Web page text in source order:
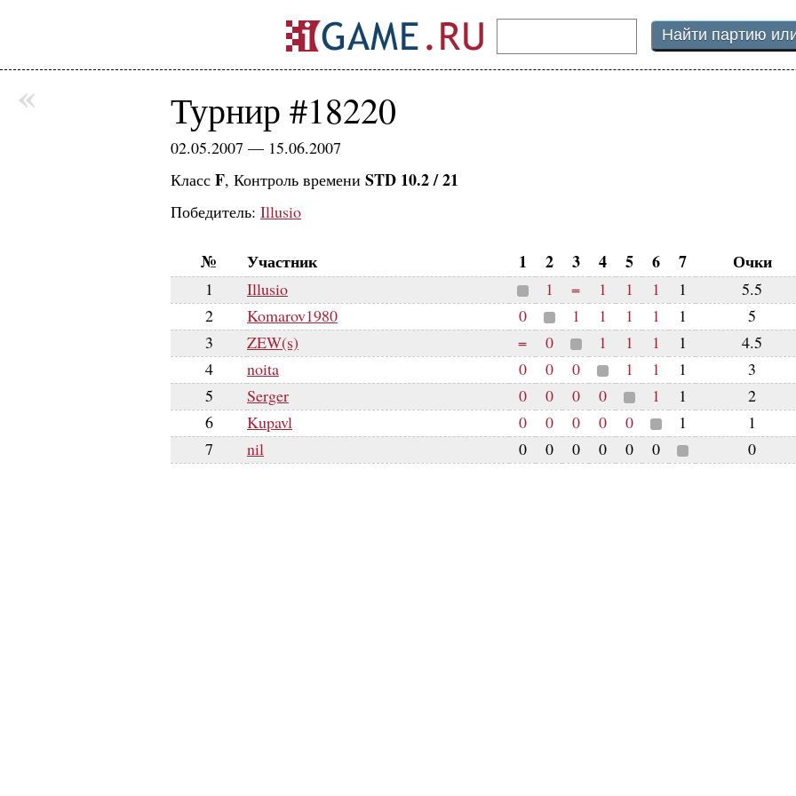
Турнир #18220
02.05.2007 — 15.06.2007
Класс F, Контроль времени STD 10.2 / 21
Победитель: Illusio
№ Участник 1 2 3 4 5 6 7 Очки
1 Illusio 1 = 1 1 1 1 5.5
2
Komarov1980 0 1 1 1 1 1 5
3
ZEW(s) = 0 1 1 1 1 4.5
4
noita 0 0 0 1 1 1 3
5
Serger 0 0 0 0 1 1 2
6
Kupavl 0 0 0 0 0 1 1
7
nil 0 0 0 0 0 0 0
«